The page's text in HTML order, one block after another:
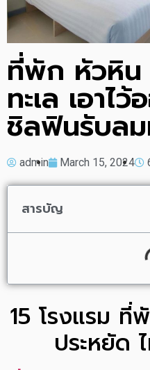
ที่พัก หัวหิน
ทะเล เอาไ
ชิลฟินรับลม
admin March 15, 2024
สารบัญ
15 โรงแรม ที่
ประหยัด